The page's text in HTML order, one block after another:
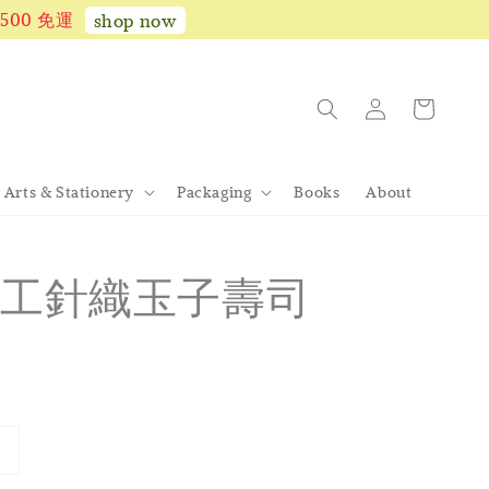
免運 shop now
Arts & Stationery Packaging Books About
針織玉子壽司